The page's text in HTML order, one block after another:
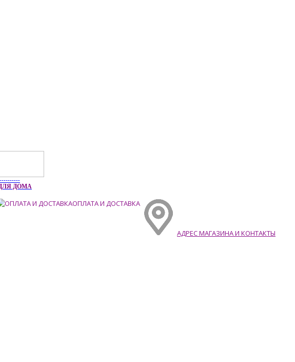
ДОМА
ОПЛАТА И ДОСТАВКА
АДРЕС МАГАЗИНА И КОНТАКТЫ